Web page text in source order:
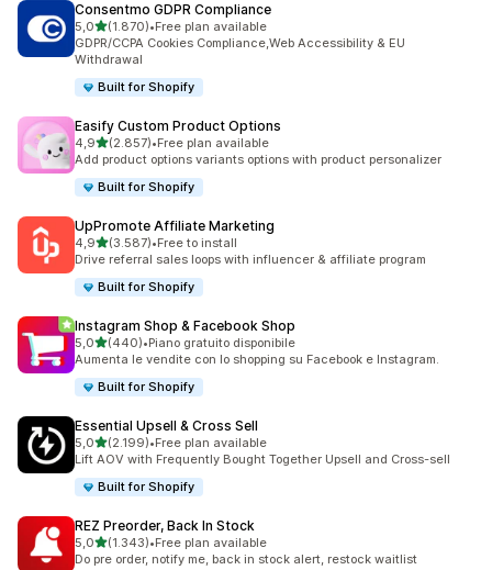
Consentmo GDPR Compliance
5,0stelle su 5
(1.870)
1870 recensioni totali
•Free plan available
GDPR/CCPA Cookies Compliance,Web Accessibility & EU
Withdrawal
Built for Shopify
Easify Custom Product Options
4,9stelle su 5
(2.857)
2857 recensioni totali
•Free plan available
Add product options variants options with product personalizer
Built for Shopify
UpPromote Affiliate Marketing
4,9stelle su 5
(3.587)
3587 recensioni totali
•Free to install
Drive referral sales loops with influencer & affiliate program
Built for Shopify
Instagram Shop & Facebook Shop
5,0stelle su 5
(440)
440 recensioni totali
•Piano gratuito disponibile
Aumenta le vendite con lo shopping su Facebook e Instagram.
Built for Shopify
Essential Upsell & Cross Sell
5,0stelle su 5
(2.199)
2199 recensioni totali
•Free plan available
Lift AOV with Frequently Bought Together Upsell and Cross-sell
Built for Shopify
REZ Preorder, Back In Stock
5,0stelle su 5
(1.343)
1343 recensioni totali
•Free plan available
Do pre order, notify me, back in stock alert, restock waitlist